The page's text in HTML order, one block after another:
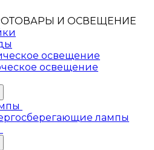
И ОСВЕЩЕНИЕ
освещение
освещение
лампы